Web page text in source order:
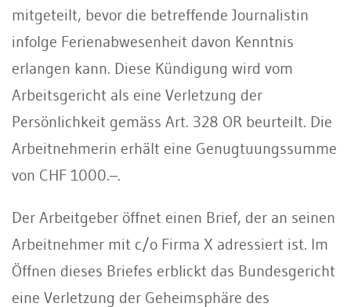
mitgeteilt, bevor die betreffende Journalistin
infolge Ferienabwesenheit davon Kenntnis
erlangen kann. Diese Kündigung wird vom
Arbeitsgericht als eine Verletzung der
Persönlichkeit gemäss Art. 328 OR beurteilt. Die
Arbeitnehmerin erhält eine Genugtuungssumme
von CHF 1000.–.
Der Arbeitgeber öffnet einen Brief, der an seinen
Arbeitnehmer mit c/o Firma X adressiert ist. Im
Öffnen dieses Briefes erblickt das Bundesgericht
eine Verletzung der Geheimsphäre des